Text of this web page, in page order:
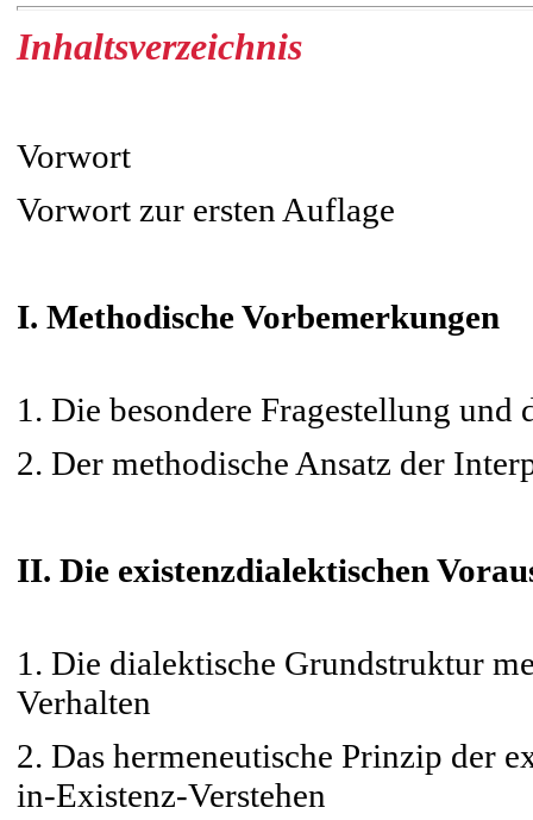
Inhaltsverzeichnis
Vorwort
Vorwort zur ersten Auflage
I. Methodische Vorbemerkungen
1. Die besondere Fragestellung und
2. Der methodische Ansatz der
II. Die existenzdialektischen
1. Die dialektische Grundstruktur
Verhalten
2. Das hermeneutische Prinzip der
in-Existenz-Verstehen